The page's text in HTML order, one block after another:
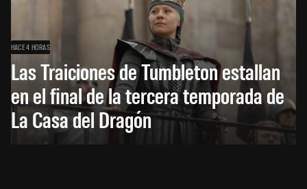
HACE 4 HORAS
Las Traiciones de Tumbleton estallan
en el final de la tercera temporada de
La Casa del Dragón